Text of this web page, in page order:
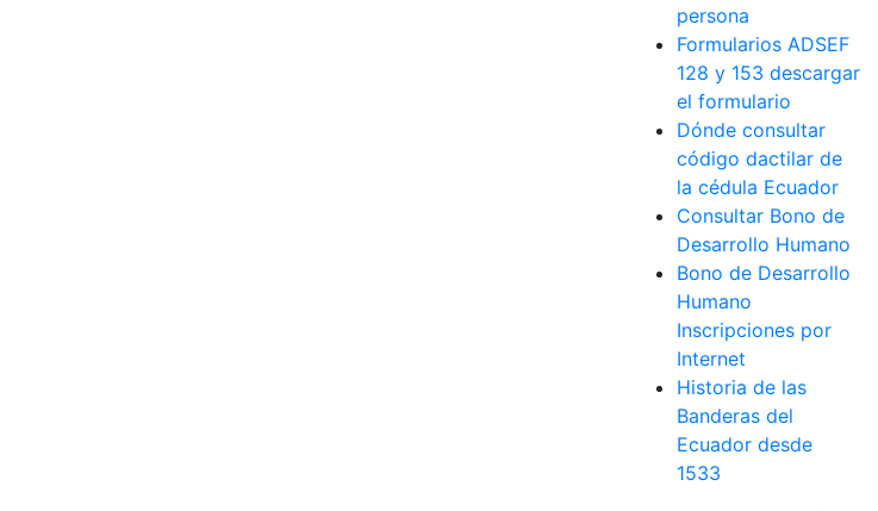
persona
Formularios ADSEF
128 y 153 descargar
el formulario
Dónde consultar
código dactilar de
la cédula Ecuador
Consultar Bono de
Desarrollo Humano
Bono de Desarrollo
Humano
Inscripciones por
Internet
Historia de las
Banderas del
Ecuador desde
1533